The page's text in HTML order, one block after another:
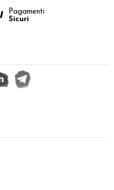
Pagamenti
Sicuri